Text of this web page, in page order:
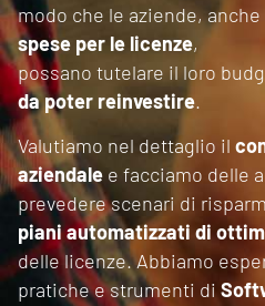
modo che le aziende,
spese per le licenze,
possano tutelare il loro
da poter reinvestire.
Valutiamo nel dettaglio il
aziendale e facciamo delle
prevedere scenari di
piani automatizzati di
delle licenze. Abbiamo
pratiche e strumenti di